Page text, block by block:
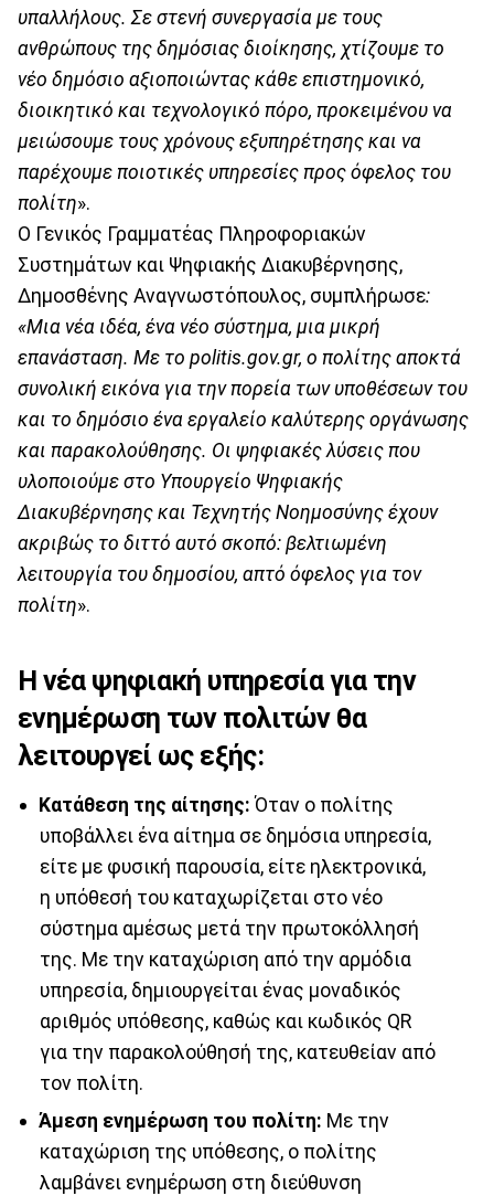
υπαλλήλους. Σε στενή συνεργασία με τους
ανθρώπους της δημόσιας διοίκησης, χτίζουμε το
νέο δημόσιο αξιοποιώντας κάθε επιστημονικό,
διοικητικό και τεχνολογικό πόρο, προκειμένου να
μειώσουμε τους χρόνους εξυπηρέτησης και να
παρέχουμε ποιοτικές υπηρεσίες προς όφελος του
πολίτη».
Ο Γενικός Γραμματέας Πληροφοριακών
Συστημάτων και Ψηφιακής Διακυβέρνησης,
Δημοσθένης Αναγνωστόπουλος, συμπλήρωσε:
«Μια νέα ιδέα, ένα νέο σύστημα, μια μικρή
επανάσταση. Με το politis.gov.gr, ο πολίτης αποκτά
συνολική εικόνα για την πορεία των υποθέσεων του
και το δημόσιο ένα εργαλείο καλύτερης οργάνωσης
και παρακολούθησης. Οι ψηφιακές λύσεις που
υλοποιούμε στο Υπουργείο Ψηφιακής
Διακυβέρνησης και Τεχνητής Νοημοσύνης έχουν
ακριβώς το διττό αυτό σκοπό: βελτιωμένη
λειτουργία του δημοσίου, απτό όφελος για τον
πολίτη».
Η νέα ψηφιακή υπηρεσία για την
ενημέρωση των πολιτών θα
λειτουργεί ως εξής:
Κατάθεση της αίτησης: Όταν ο πολίτης
υποβάλλει ένα αίτημα σε δημόσια υπηρεσία,
είτε με φυσική παρουσία, είτε ηλεκτρονικά,
η υπόθεσή του καταχωρίζεται στο νέο
σύστημα αμέσως μετά την πρωτοκόλλησή
της. Με την καταχώριση από την αρμόδια
υπηρεσία, δημιουργείται ένας μοναδικός
αριθμός υπόθεσης, καθώς και κωδικός QR
για την παρακολούθησή της, κατευθείαν από
τον πολίτη.
Άμεση ενημέρωση του πολίτη: Με την
καταχώριση της υπόθεσης, ο πολίτης
λαμβάνει ενημέρωση στη διεύθυνση